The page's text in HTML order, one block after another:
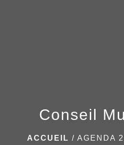
Conseil
ACCUEIL / AGENDA